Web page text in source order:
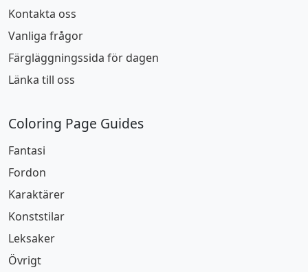
Kontakta oss
Vanliga frågor
Färgläggningssida för dagen
Länka till oss
Coloring Page Guides
Fantasi
Fordon
Karaktärer
Konststilar
Leksaker
Övrigt